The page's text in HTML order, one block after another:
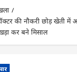
की नौकरी छोड़ खेती में
कर बने मिसाल